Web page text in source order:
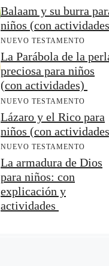
Balaam y su burra
niños (con
NUEVO TESTAMENTO
La Parábola de la
preciosa para niños
(con actividades)
NUEVO TESTAMENTO
Lázaro y el Rico para
niños (con
NUEVO TESTAMENTO
La armadura de Dios
para niños: con
explicación y
actividades